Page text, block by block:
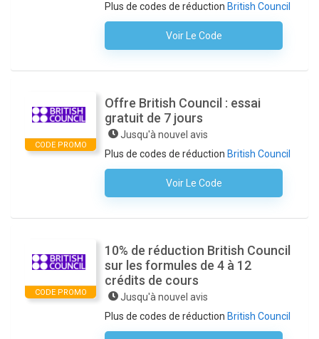
Plus de codes de réduction British Council
Voir Le Code
Aucun Code N'est Nécessaire
CODE PROMO
Offre British Council : essai
gratuit de 7 jours
Jusqu'à nouvel avis
Plus de codes de réduction British Council
Voir Le Code
Aucun Code N'est Nécessaire
CODE PROMO
10% de réduction British Council
sur les formules de 4 à 12
crédits de cours
Jusqu'à nouvel avis
Plus de codes de réduction British Council